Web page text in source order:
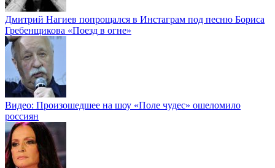
Дмитрий Нагиев попрощался в Инстаграм под песню Бориса
Гребенщикова «Поезд в огне»
Видео: Произошедшее на шоу «Поле чудес» ошеломило
россиян